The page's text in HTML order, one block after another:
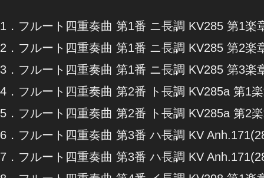
1．フルート四重奏曲 第1番 ニ長調 KV285 第1楽
2．フルート四重奏曲 第1番 ニ長調 KV285 第2楽
3．フルート四重奏曲 第1番 ニ長調 KV285 第3楽
4．フルート四重奏曲 第2番 ト長調 KV285a 第1
5．フルート四重奏曲 第2番 ト長調 KV285a 第2
6．フルート四重奏曲 第3番 ハ長調 KV
7．フルート四重奏曲 第3番 ハ長調 KV